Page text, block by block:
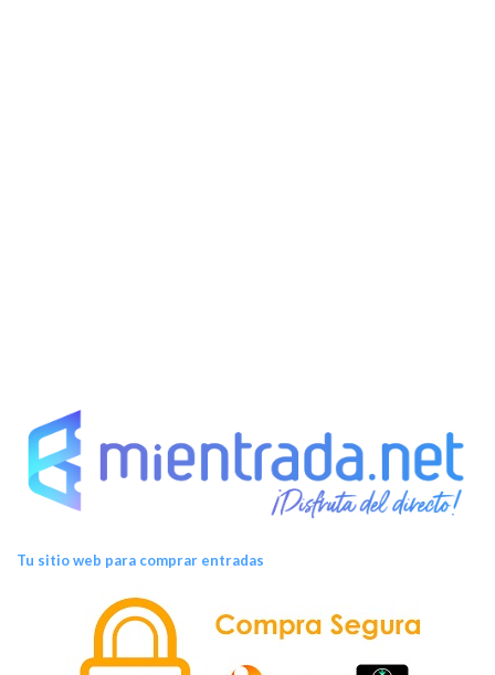
Tu sitio web para comprar entradas